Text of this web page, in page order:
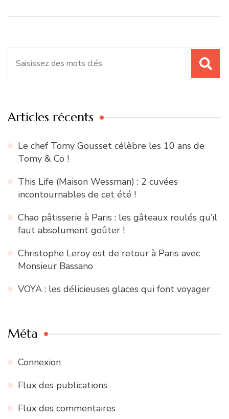
Articles récents
Le chef Tomy Gousset célèbre les 10 ans de
Tomy & Co !
This Life (Maison Wessman) : 2 cuvées
incontournables de cet été !
Chao pâtisserie à Paris : les gâteaux roulés qu’il
faut absolument goûter !
Christophe Leroy est de retour à Paris avec
Monsieur Bassano
VOYA : les délicieuses glaces qui font voyager
Méta
Connexion
Flux des publications
Flux des commentaires